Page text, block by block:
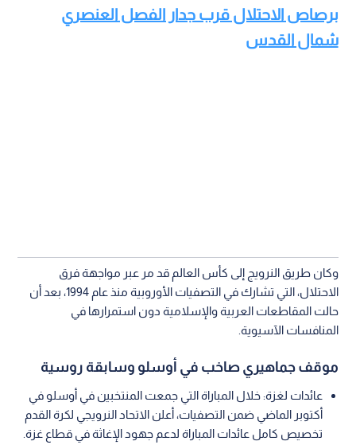
برصاص الاحتلال قرب جدار الفصل العنصري
شمال القدس
وكان طريق النرويج إلى كأس العالم قد مر عبر مواجهة فرق
الاحتلال، التي تشارك في التصفيات الأوروبية منذ عام 1994، بعد أن
حالت المقاطعات العربية والإسلامية دون استمرارها في
المنافسات الآسيوية.
موقف جماهيري صاخب في أوسلو وسابقة روسية
عائدات لغزة: خلال المباراة التي جمعت المنتخبين في أوسلو في
أكتوبر الماضي ضمن التصفيات، أعلن الاتحاد النرويجي لكرة القدم
تخصيص كامل عائدات المباراة لدعم جهود الإغاثة في قطاع غزة.